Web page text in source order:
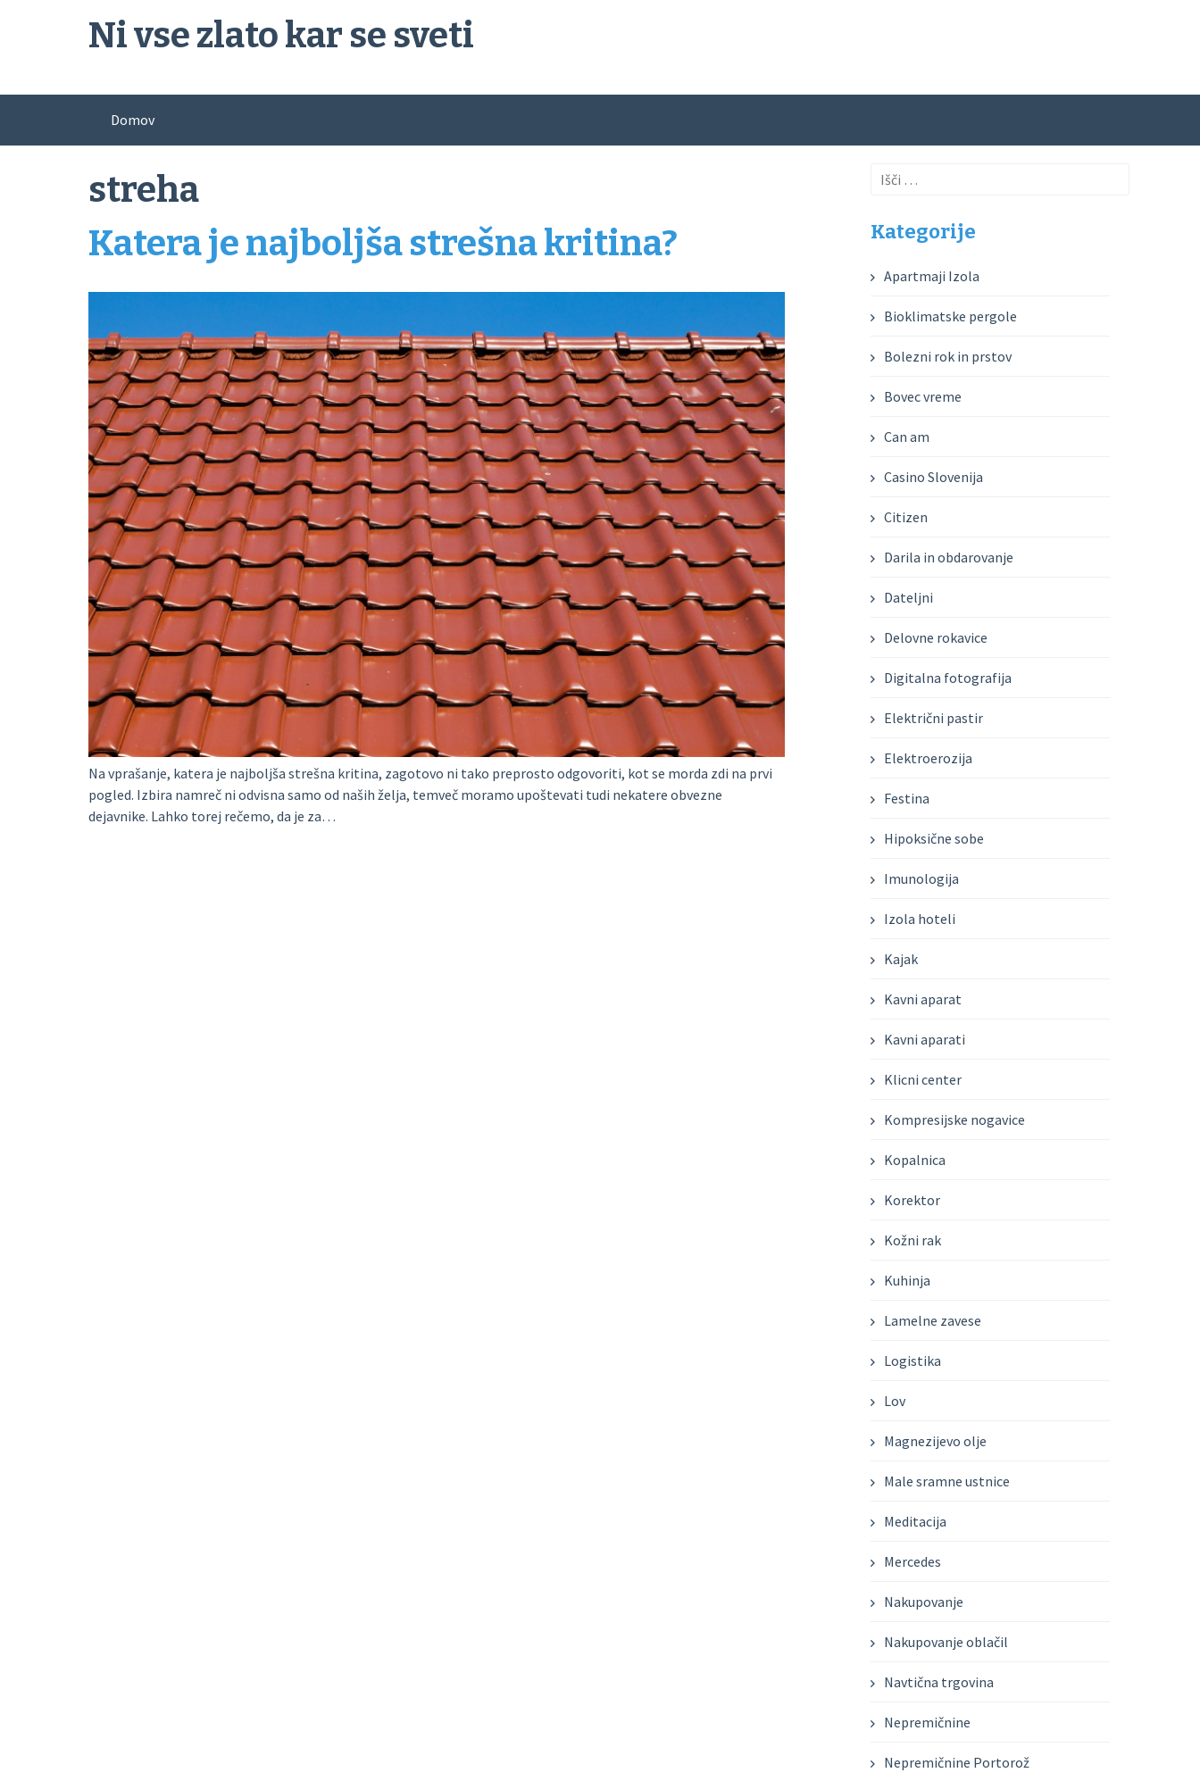
Ni vse zlato kar se sveti
Domov
streha
Katera je najboljša strešna kritina?
Na vprašanje, katera je najboljša strešna kritina, zagotovo ni tako preprosto odgovoriti, kot se morda zdi na prvi
pogled. Izbira namreč ni odvisna samo od naših želja, temveč moramo upoštevati tudi nekatere obvezne
dejavnike. Lahko torej rečemo, da je za…
Išči:
Kategorije
Apartmaji Izola
Bioklimatske pergole
Bolezni rok in prstov
Bovec vreme
Can am
Casino Slovenija
Citizen
Darila in obdarovanje
Dateljni
Delovne rokavice
Digitalna fotografija
Električni pastir
Elektroerozija
Festina
Hipoksične sobe
Imunologija
Izola hoteli
Kajak
Kavni aparat
Kavni aparati
Klicni center
Kompresijske nogavice
Kopalnica
Korektor
Kožni rak
Kuhinja
Lamelne zavese
Logistika
Lov
Magnezijevo olje
Male sramne ustnice
Meditacija
Mercedes
Nakupovanje
Nakupovanje oblačil
Navtična trgovina
Nepremičnine
Nepremičnine Portorož